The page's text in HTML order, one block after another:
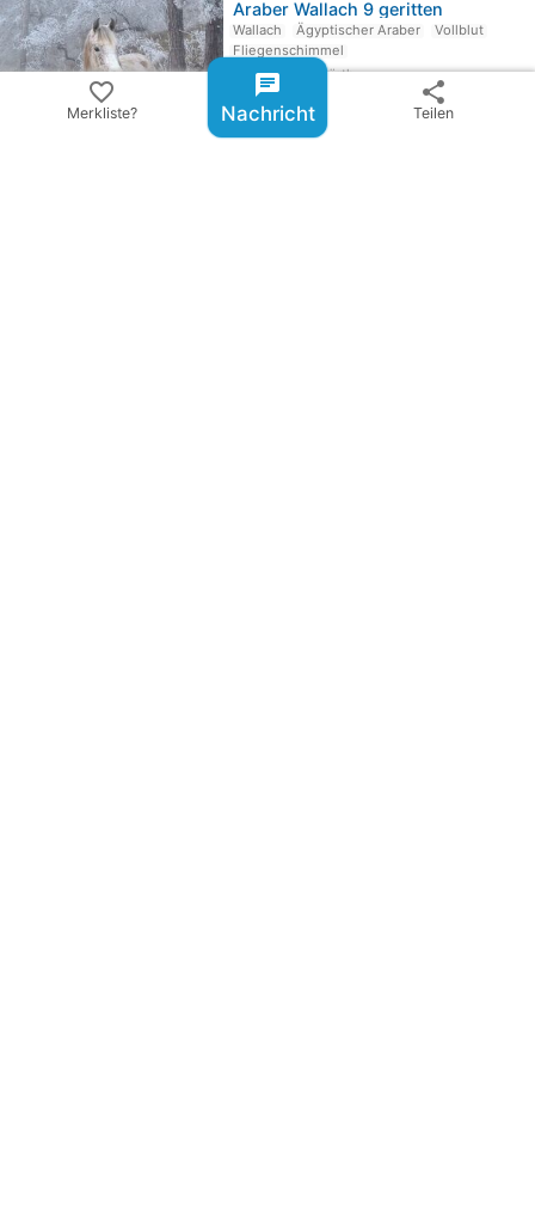
Araber Wallach 9 geritten
Wallach Ägyptischer Araber
Vollblut
Fliegenschimmel
2493 Lichtenwörth
favorite Preis anzeigen
favorite_border
Merkliste?
chat
Nachricht
share
Teilen